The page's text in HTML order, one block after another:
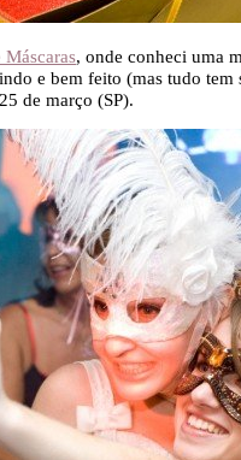
, onde conheci uma
e bem feito (mas tudo
de março (SP).